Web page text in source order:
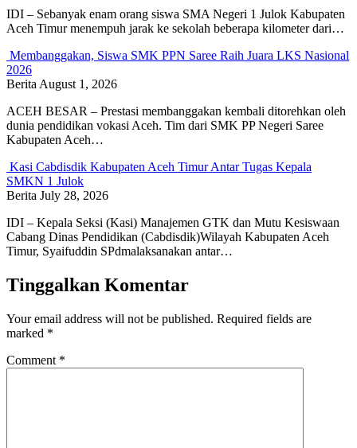
IDI – Sebanyak enam orang siswa SMA Negeri 1 Julok Kabupaten
Aceh Timur menempuh jarak ke sekolah beberapa kilometer dari…
Membanggakan, Siswa SMK PPN Saree Raih Juara LKS Nasional
2026
BeritaAugust 1, 2026
ACEH BESAR – Prestasi membanggakan kembali ditorehkan oleh
dunia pendidikan vokasi Aceh. Tim dari SMK PP Negeri Saree
Kabupaten Aceh…
Kasi Cabdisdik Kabupaten Aceh Timur Antar Tugas Kepala
SMKN 1 Julok
Berita July 28, 2026
IDI – Kepala Seksi (Kasi) Manajemen GTK dan Mutu Kesiswaan
Cabang Dinas Pendidikan (Cabdisdik)Wilayah Kabupaten Aceh
Timur, Syaifuddin SPdmalaksanakan antar…
Tinggalkan Komentar
Your email address will not be published. Required fields are
marked *
Comment *